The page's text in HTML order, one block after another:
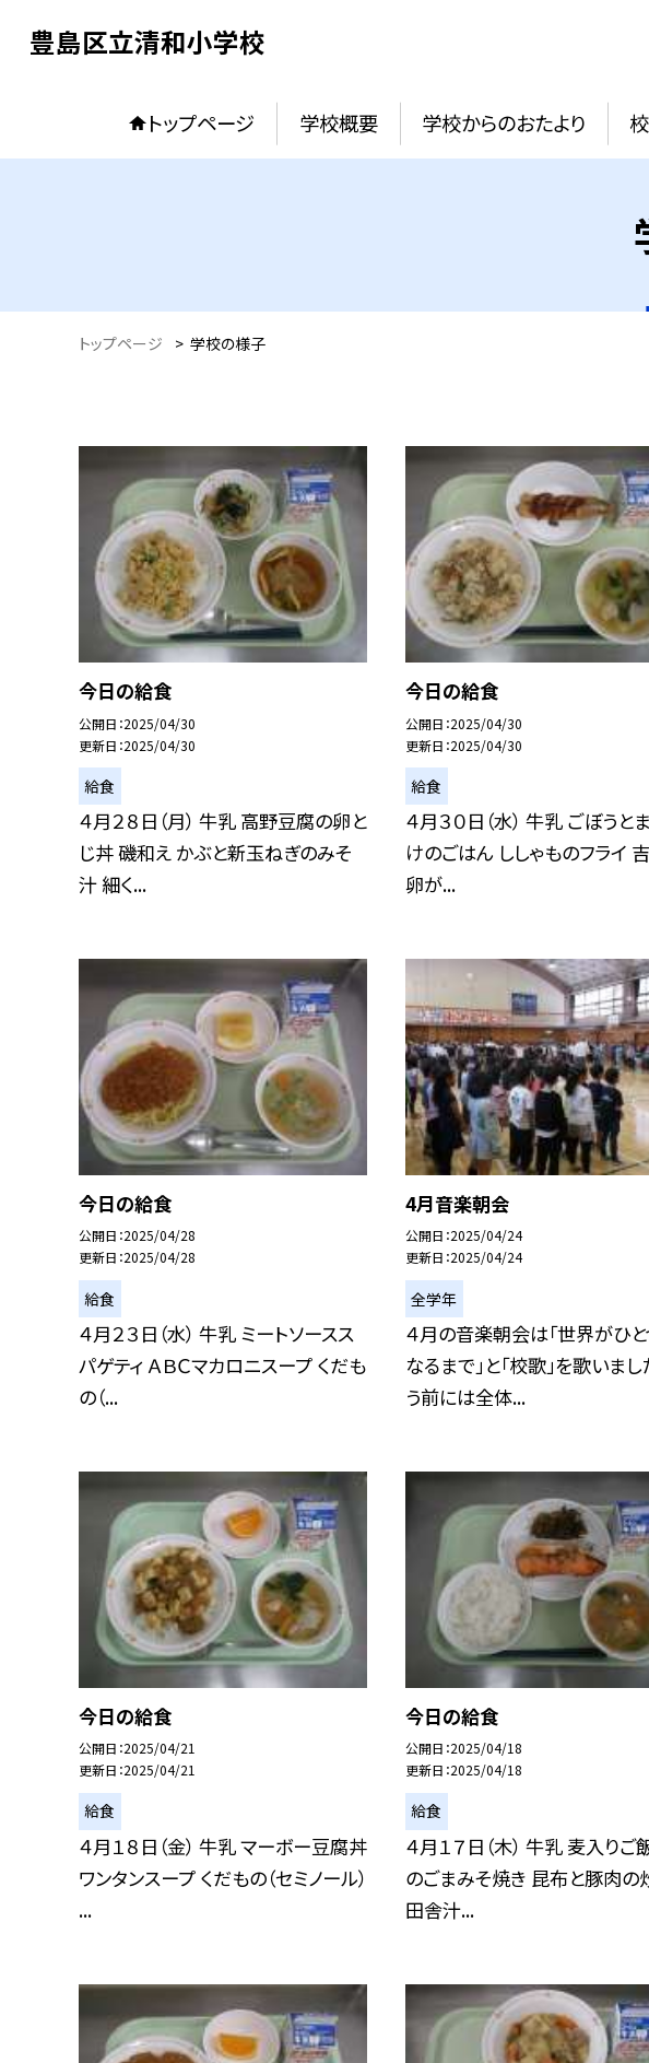
豊島区立清和小学校
トップページ 学校概要 学校からのおたより
トップページ > 学校の様子
今日の給食
公開日 2025/04/30
更新日 2025/04/30
給食
４月２８日（月） 牛乳 高野豆腐の卵と
じ丼 磯和え かぶと新玉ねぎのみそ
汁 細く...
今日の給食
公開日 2025/04/30
更新日 2025/04/30
給食
４月３０日（水） 牛乳 ごぼうと
けのごはん ししゃものフライ
卵が...
今日の給食
公開日 2025/04/28
更新日 2025/04/28
給食
４月２３日（水） 牛乳 ミートソースス
パゲティ ＡＢＣマカロニスープ くだも
の（...
4月音楽朝会
公開日 2025/04/24
更新日 2025/04/24
全学年
４月の音楽朝会は「世界がひ
なるまで」と「校歌」を歌いまし
う前には全体...
今日の給食
公開日 2025/04/21
更新日 2025/04/21
給食
４月１８日（金） 牛乳 マーボー豆腐丼
ワンタンスープ くだもの（セミノール）
...
今日の給食
公開日 2025/04/18
更新日 2025/04/18
給食
４月１７日（木） 牛乳 麦入りご
のごまみそ焼き 昆布と豚肉の
田舎汁...